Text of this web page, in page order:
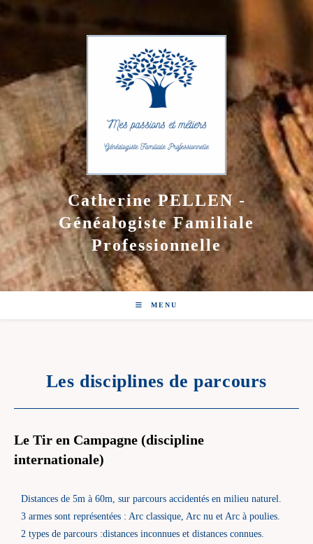
Catherine PELLEN -
Généalogiste Familiale
Professionnelle
MENU
Les disciplines de parcours
Le Tir en Campagne (discipline
internationale)
Distances de 5m à 60m, sur parcours accidentés en milieu naturel.
3 armes sont représentées : Arc classique, Arc nu et Arc à poulies.
2 types de parcours :distances inconnues et distances connues.